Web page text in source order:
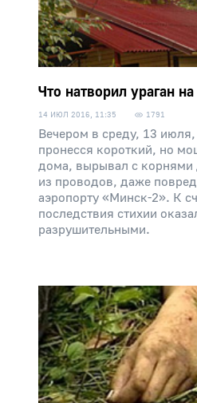
Что натворил ураган
14 ИЮЛ 2016, 11:35 1791
Вечером в среду, 13
пронесся короткий, но
дома, вырывал с корнями
из проводов, даже
аэропорту «Минск-2». К
последствия стихии
разрушительными.